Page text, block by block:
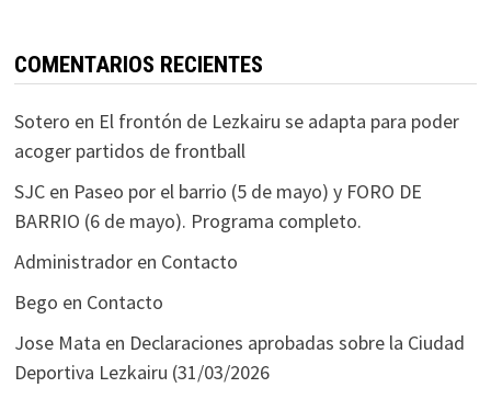
COMENTARIOS RECIENTES
Sotero en El frontón de Lezkairu se adapta para poder
acoger partidos de frontball
SJCen Paseo por el barrio (5 de mayo) y FORO DE
BARRIO (6 de mayo). Programa completo.
Administradoren Contacto
Bego en Contacto
Jose Mata en Declaraciones aprobadas sobre la Ciudad
Deportiva Lezkairu (31/03/2026